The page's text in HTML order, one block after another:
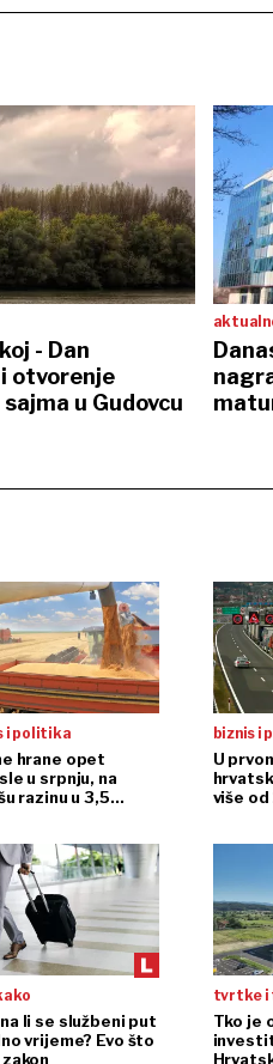
- Dan
otvorenje
u Gudovcu
i politika
hrane opet
u srpnju, na
razinu u 3,5
biznis i
U
više
li se službeni put
vrijeme? Evo što
tvrtke i
Tko je